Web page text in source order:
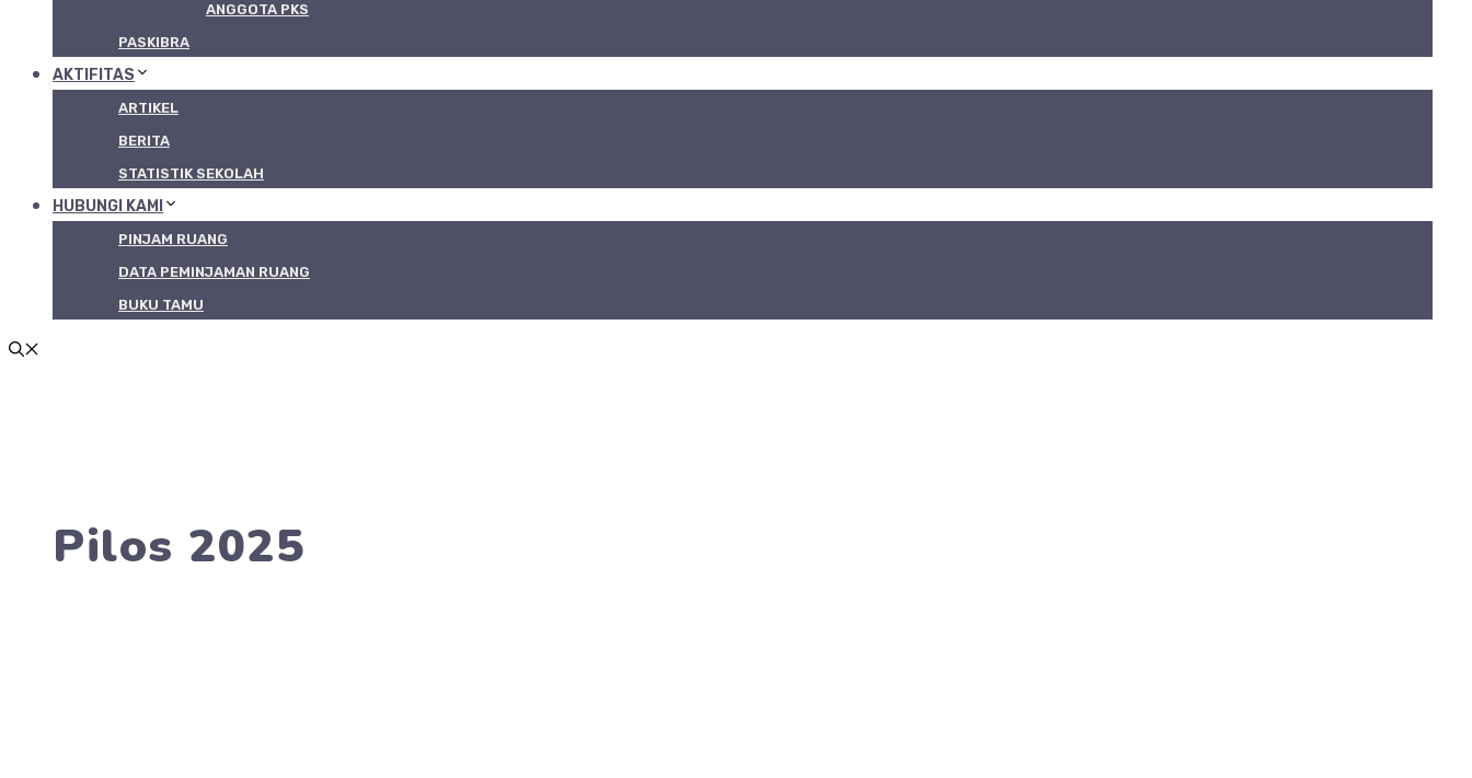
ANGGOTA PKS
PASKIBRA
AKTIFITAS
ARTIKEL
BERITA
STATISTIK SEKOLAH
HUBUNGI KAMI
PINJAM RUANG
DATA PEMINJAMAN RUANG
BUKU TAMU
Pilos 2025